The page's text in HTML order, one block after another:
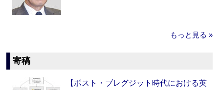
もっと見る »
寄稿
【ポスト・ブレグジット時代における英